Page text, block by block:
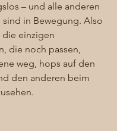
– und alle anderen
in Bewegung. Also
die einzigen
die noch passen,
weg, hops auf den
den anderen beim